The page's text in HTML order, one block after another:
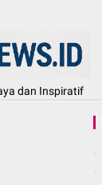
dan Inspiratif